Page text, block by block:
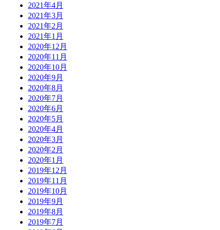
2021年4月
2021年3月
2021年2月
2021年1月
2020年12月
2020年11月
2020年10月
2020年9月
2020年8月
2020年7月
2020年6月
2020年5月
2020年4月
2020年3月
2020年2月
2020年1月
2019年12月
2019年11月
2019年10月
2019年9月
2019年8月
2019年7月